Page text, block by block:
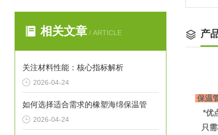
相关文章 / ARTICLE
关注材料性能：核心指标解析
2026-04-24
如何选择适合需求的橡塑海绵保温管
2026-04-24
产
保温
*优
只需